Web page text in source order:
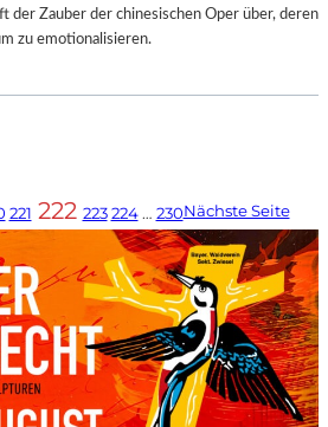
der Zauber der chinesischen Oper über, deren
zu emotionalisieren.
221 222 223 224 … 230Nächste Seite